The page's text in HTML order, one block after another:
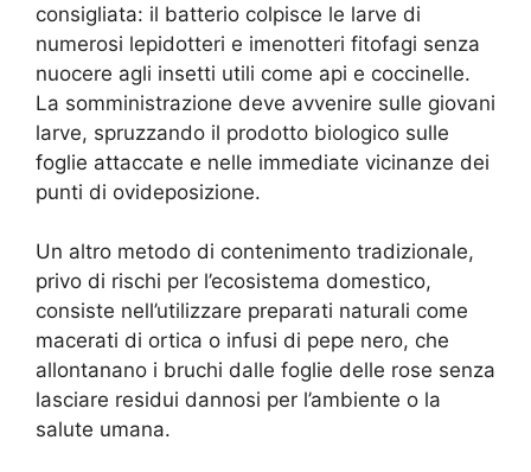
consigliata: il batterio colpisce le larve di
numerosi lepidotteri e imenotteri fitofagi senza
nuocere agli insetti utili come api e coccinelle.
La somministrazione deve avvenire sulle giovani
larve, spruzzando il prodotto biologico sulle
foglie attaccate e nelle immediate vicinanze dei
punti di ovideposizione.
Un altro metodo di contenimento tradizionale,
privo di rischi per l’ecosistema domestico,
consiste nell’utilizzare preparati naturali come
macerati di ortica o infusi di pepe nero, che
allontanano i bruchi dalle foglie delle rose senza
lasciare residui dannosi per l’ambiente o la
salute umana.